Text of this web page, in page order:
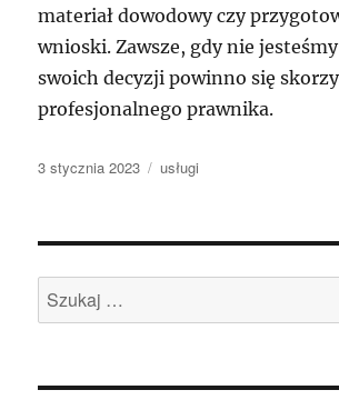
materiał dowodowy czy
wnioski. Zawsze, gdy nie
swoich decyzji powinno się
profesjonalnego prawnika.
Data
3 stycznia 2023 Kategorie
usługi
Szukaj: